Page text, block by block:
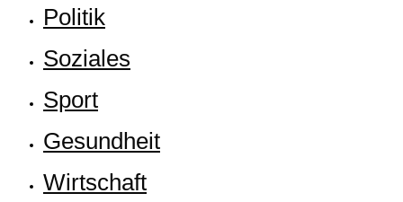
Poli­tik
Sozia­les
Sport
Gesund­heit
Wirt­schaft